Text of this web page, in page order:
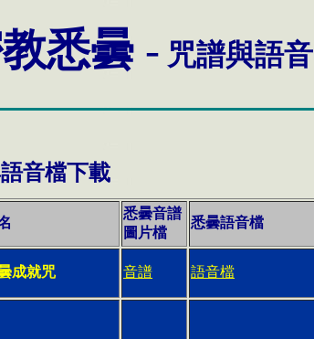
悉曇 - 咒譜與語音
音檔下載
悉曇音譜
圖片檔
悉曇語音檔
成就咒 音譜 語音檔